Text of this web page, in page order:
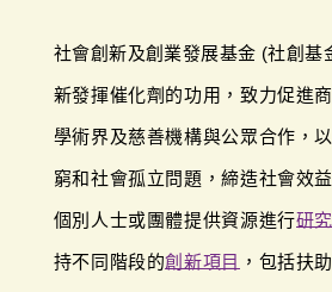
社會創新及創業發展基金 (社創基
新發揮催化劑的功用，致力促進
學術界及慈善機構與公眾合作，
窮和社會孤立問題，締造社會效
個別人士或團體提供資源進行研究
持不同階段的創新項目 ，包括扶